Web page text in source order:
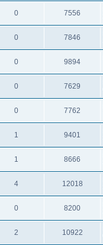
0 7556
0 7846
0 9894
0 7629
0 7762
1 9401
1 8666
4 12018
0 8200
2 10922